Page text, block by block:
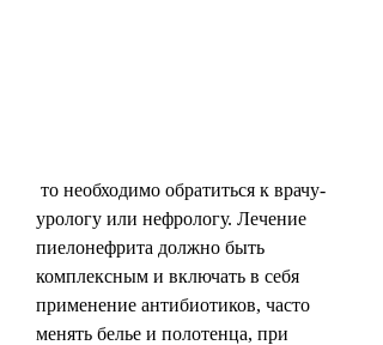
урологу или нефрологу. Лечение
пиелонефрита должно быть
комплексным и включать в себя
применение антибиотиков, часто
менять белье и полотенца, при